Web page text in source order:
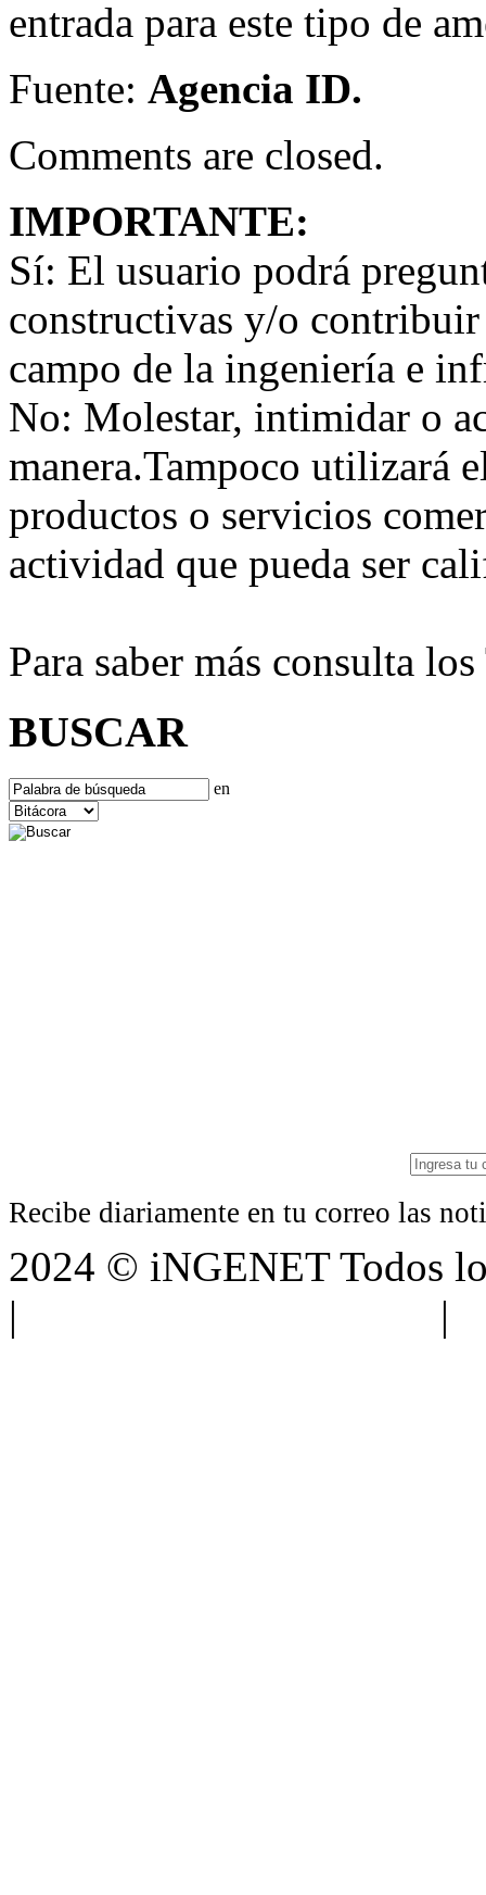
entrada para este tipo de
Fuente: Agencia ID.
Comments are closed.
IMPORTANTE:
Sí: El usuario podrá
constructivas y/o
campo de la ingeniería e
No: Molestar, intimidar o
manera.Tampoco utilizará
productos o servicios
actividad que pueda ser
Para saber más consulta
BUSCAR
en
Recibe diariamente en tu correo las
2024 © iNGENET Todos
|
|